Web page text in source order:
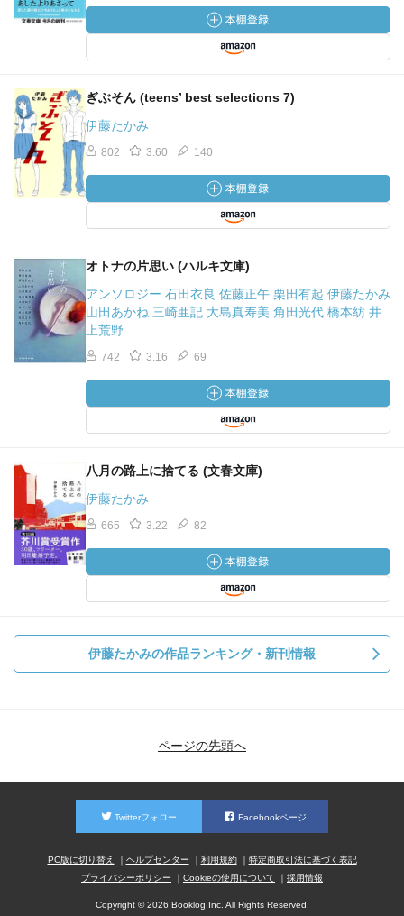
ぎぶそん (teens’ best selections 7)
伊藤たかみ
802 3.60 140
オトナの片思い (ハルキ文庫)
アンソロジー 石田衣良 佐藤正午 栗田有起 伊藤たかみ
山田あかね 三崎亜記 大島真寿美 角田光代 橋本紡 井
上荒野
742 3.16 69
八月の路上に捨てる (文春文庫)
伊藤たかみ
665 3.22 82
伊藤たかみの作品ランキング・新刊情報
ページの先頭へ
Twitterフォロー Facebookページ
PC版に切り替え ヘルプセンター 利用規約
特定商取引法に基づく表記
プライバシーポリシー
Cookieの使用について 採用情報
Copyright © 2026 Booklog,Inc. All Rights Reserved.